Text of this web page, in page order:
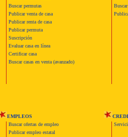
Buscar permutas
Publicar venta de casa
Publicar renta de casa
Publicar permuta
Suscripción
Evaluar casa en línea
Certificar casa
Buscar casas en venta (avanzado)
EMPLEOS
Buscar ofertas de empleo
Publicar empleo estatal